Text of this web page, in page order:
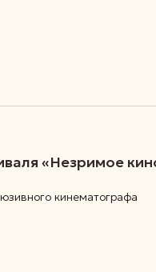
«Незримое
кинематографа